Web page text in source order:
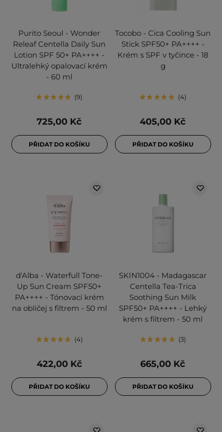
Purito Seoul - Wonder
Releaf Centella Daily Sun
Lotion SPF 50+ PA++++ -
Ultralehký opalovací krém
- 60 ml
9
725,00 Kč
PŘIDAT DO KOŠÍKU
Tocobo - Cica Cooling Sun
Stick SPF50+ PA++++ -
Krém s SPF v tyčince - 18
g
4
405,00 Kč
PŘIDAT DO KOŠÍKU
d'Alba - Waterfull Tone-
Up Sun Cream SPF50+
PA++++ - Tónovací krém
na obličej s filtrem - 50 ml
4
422,00 Kč
PŘIDAT DO KOŠÍKU
SKIN1004 - Madagascar
Centella Tea-Trica
Soothing Sun Milk
SPF50+ PA++++ - Lehký
krém s filtrem - 50 ml
3
665,00 Kč
PŘIDAT DO KOŠÍKU